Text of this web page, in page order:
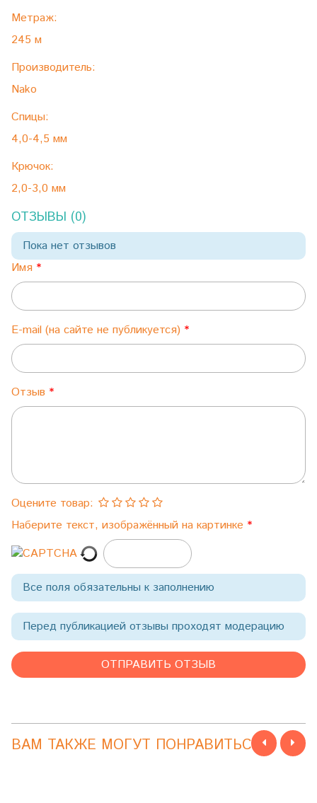
Метраж:
245 м
Производитель:
Nako
Спицы:
4,0-4,5 мм
Крючок:
2,0-3,0 мм
ОТЗЫВЫ (0)
Пока нет отзывов
Имя
E-mail (на сайте не публикуется)
Отзыв
Оцените товар:
Наберите текст, изображённый на картинке
Все поля обязательны к заполнению
Перед публикацией отзывы проходят модерацию
ВАМ ТАКЖЕ МОГУТ ПОНРАВИТЬСЯ